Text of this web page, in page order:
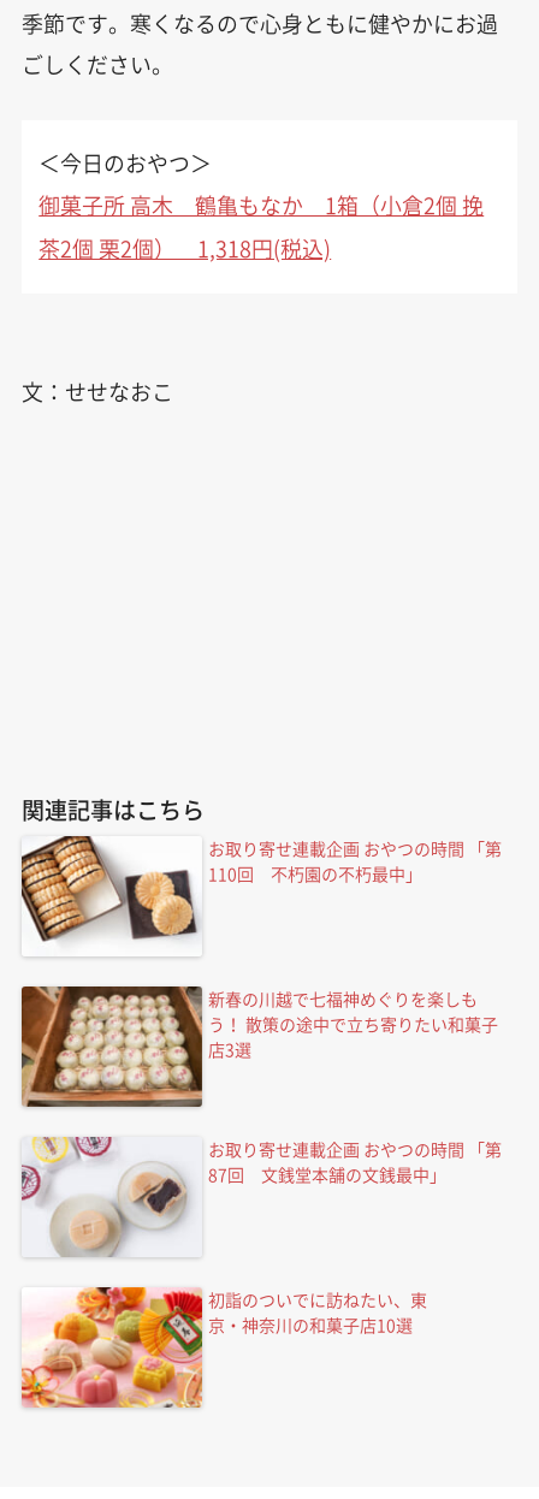
季節です。寒くなるので心身ともに健やかにお過
ごしください。
＜今日のおやつ＞
御菓子所 高木 鶴亀もなか 1箱（小倉2個 挽
茶2個 栗2個） 1,318円(税込)
文：せせなおこ
関連記事はこちら
お取り寄せ連載企画 おやつの時間 「第
110回 不朽園の不朽最中」
新春の川越で七福神めぐりを楽しも
う！ 散策の途中で立ち寄りたい和菓子
店3選
お取り寄せ連載企画 おやつの時間 「第
87回 文銭堂本舗の文銭最中」
初詣のついでに訪ねたい、東
京・神奈川の和菓子店10選